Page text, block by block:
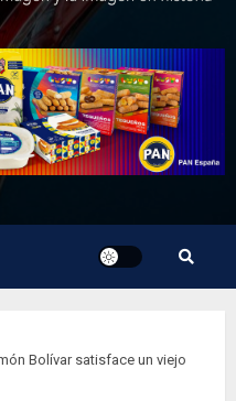
Bolívar satisface un viejo